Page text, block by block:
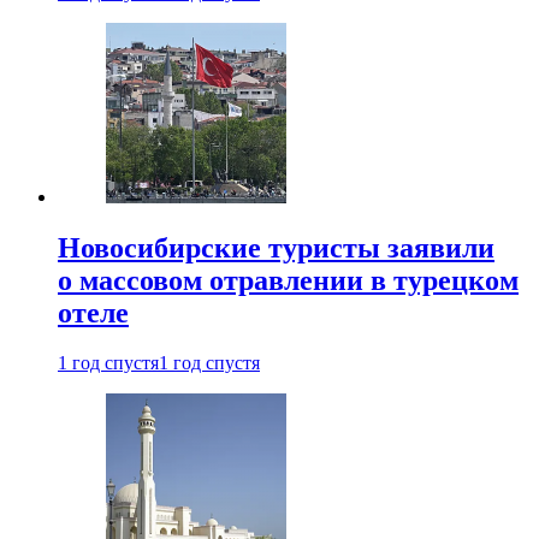
Новосибирские туристы заявили
о массовом отравлении в турецком
отеле
1 год спустя1 год спустя